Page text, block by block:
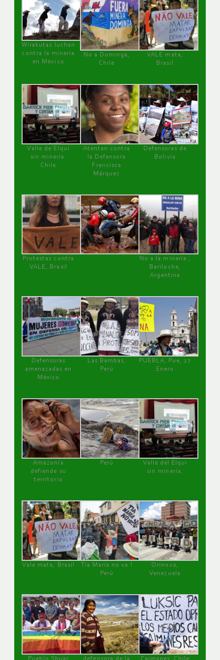
Wirakutas luchan
contra la minería
en México
No a Dominga,
Chile
VALE mata,
Brasil
Valle de Elqui
sin minería.
Chile
Atentan contra
la Defensora
Francisca
Márquez
Defensoras de
Bolivia
Protestas contra
VALE, Brasil
No a la minería ,
Bariloche,
Argentina
Defensoras
amenazadas en
México
Las Bambas,
Perú
PUEBLA, Pue, 27
Enero
Amazonía
defiende su
territorio
Perú
Valle del Elqui
sin minería.
Vale mata, Brasil
Tía María no va !
Perú
Orinoco,
Venezuela
Pueblo Shuar defensora de la Caimanes, Chile